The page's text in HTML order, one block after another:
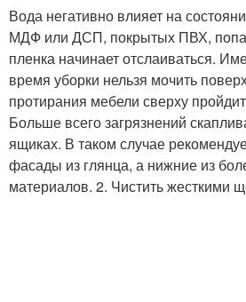
Вода негативно влияет на
МДФ или ДСП, покрытых ПВХ,
пленка начинает отслаиваться.
время уборки нельзя мочить
протирания мебели сверху
Больше всего загрязнений
ящиках. В таком случае
фасады из глянца, а нижние из
материалов. 2. Чистить жесткими